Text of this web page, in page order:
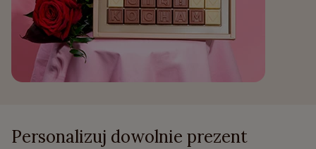
Personalizuj dowolnie prezent